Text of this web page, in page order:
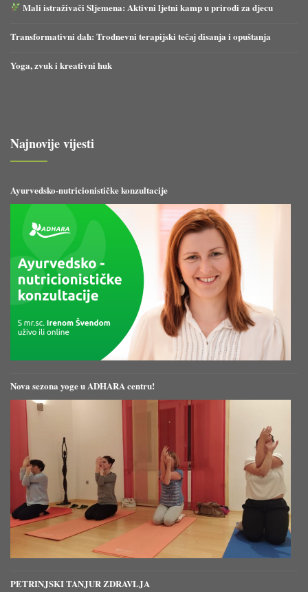
Mali istraživači Sljemena: Aktivni ljetni kamp u prirodi za djecu
Transformativni dah: Trodnevni terapijski tečaj disanja i opuštanja
Yoga, zvuk i kreativni huk
Najnovije vijesti
Ayurvedsko-nutricionističke konzultacije
Nova sezona yoge u ADHARA centru!
PETRINJSKI TANJUR ZDRAVLJA